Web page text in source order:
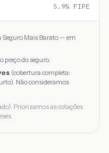
5.9% FIPE
Seguro Mais Barato — em
preço do seguro.
(cobertura completa:
Não consideramos
Priorizamos as cotações